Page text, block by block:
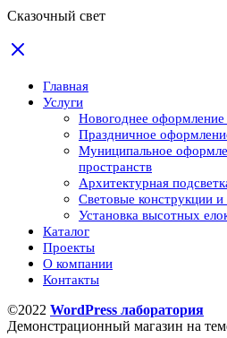
Сказочный свет
Главная
Услуги
Новогоднее
Праздничное
Муниципальное
пространств
Архитектурная
Световые конструкции
Установка высотных
Каталог
Проекты
О компании
Контакты
©2022 WordPress лаборатория
Демонстрационный магазин на